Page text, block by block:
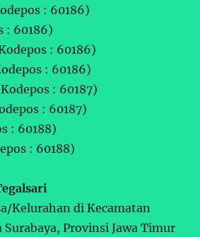
: 60186)
: 60186)
: 60186)
: 60186)
: 60187)
: 60187)
: 60188)
: 60188)
Kelurahan di Kecamatan
Provinsi Jawa Timur